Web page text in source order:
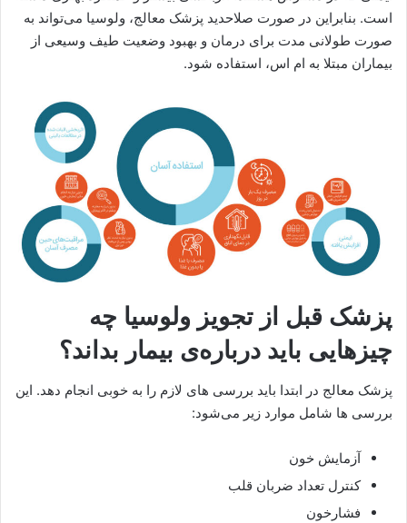
است. بنابراین در صورت صلاحدید پزشک معالج، ولوسیا می‌تواند به
صورت طولانی مدت برای درمان و بهبود وضعیت طیف وسیعی از
بیماران مبتلا به ام اس، استفاده شود.
پزشک قبل از تجویز ولوسیا چه
چیزهایی باید درباره‌ی بیمار بداند؟
پزشک معالج در ابتدا باید بررسی های لازم را به خوبی انجام دهد. این
بررسی ها شامل موارد زیر می‌شود:
آزمایش خون
کنترل تعداد ضربان قلب
فشارخون